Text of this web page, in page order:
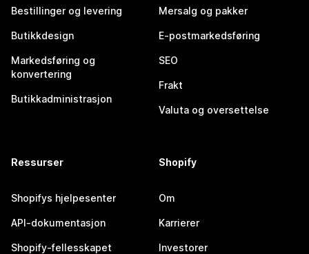
Bestillinger og levering
Butikkdesign
Markedsføring og
konvertering
Butikkadministrasjon
Mersalg og pakker
E-postmarkedsføring
SEO
Frakt
Valuta og oversettelse
Ressurser
Shopifys hjelpesenter
API-dokumentasjon
Shopify-fellesskapet
Shopify
Om
Karrierer
Investorer